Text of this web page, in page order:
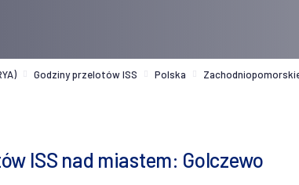
Godziny przelotów ISS Polska
ISS nad miastem: Golczewo